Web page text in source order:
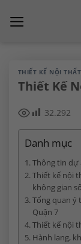
đến
THIẾT KẾ NỘI THẤT
Thiết Kế
32.292
Danh mục
Thông tin dự
Thiết kế nội
không gian
Tổng quan ý
Quận 7
Thiết kế nội
Hành lang,